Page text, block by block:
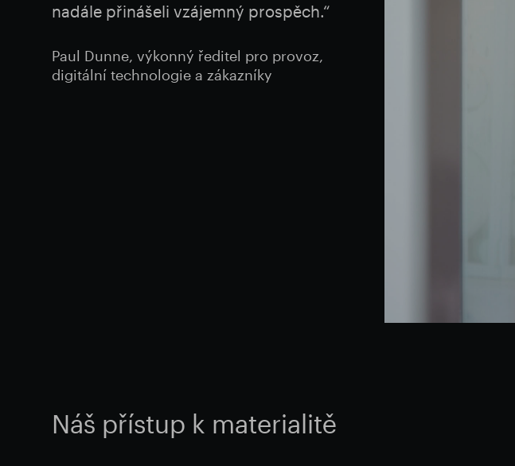
nadále přinášeli vzájemný prospěch.“
Paul Dunne, výkonný ředitel pro provoz,
digitální technologie a zákazníky
Náš přístup k materialitě